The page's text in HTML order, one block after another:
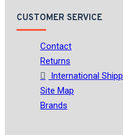
CUSTOMER SERVICE
Contact
Returns
International
Site Map
Brands